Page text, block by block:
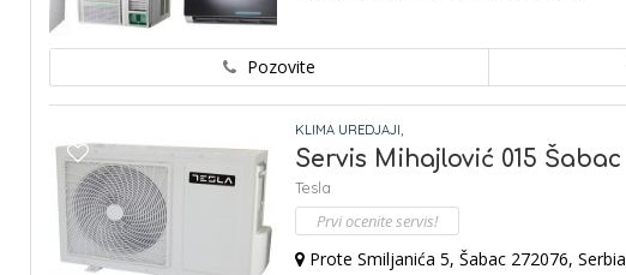
Pozovite
KLIMA UREDJAJI,
Servis Mihajlović 015 Šabac
Tesla
Prvi ocenite servis!
Prote Smiljanića 5, Šabac 272076, Serbia